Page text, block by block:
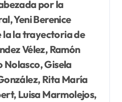
por la
Yeni Berenice
la la trayectoria de
Vélez, Ramón
Nolasco, Gisela
Rita María
Luisa Marmolejos,